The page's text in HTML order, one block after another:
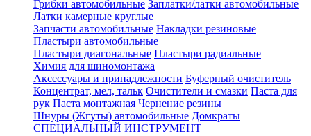
Грибки автомобильные Заплатки/латки автомобильные
Латки камерные круглые
Запчасти автомобильные Накладки резиновые
Пластыри автомобильные
Пластыри диагональные Пластыри радиальные
Химия для шиномонтажа
Аксессуары и принадлежности Буферный очиститель
Концентрат, мел, тальк Очистители и смазки Паста для
рук Паста монтажная Чернение резины
Шнуры (Жгуты) автомобильные Домкраты
СПЕЦИАЛЬНЫЙ ИНСТРУМЕНТ